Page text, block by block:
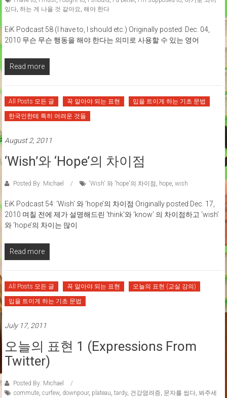
있다, 하는 게 나을 것 같아요, 해야 한다
EiK Podcast 58 (I have to, I should etc.) Originally posted: Dec. 04,
2010 무슨 무슨 행동을 해야 한다는 의미로 사용할 수 있는 영어
Read more
All Posts 모든 글 꼭 알아야 되는 표현 입을 트이게 하는 기초 문법
한국인한테 특히 어려운 것들
August 2, 2011
‘Wish’와 ‘hope’의 차이점
Posted By: Michael 'Wish' 와 'hope'의 차이점 , hope, wish
EiK Podcast 54: ‘Wish’ 와 ‘hope’의 차이점 Originally posted Dec. 17,
2010 며칠 전에 제가 설명해드린 ‘think’와 ‘know’ 의 차이점하고 ‘wish’
와 ‘hope’의 차이는 많이
Read more
All Posts 모든 글 꼭 알아야 되는 표현 오늘의 표현 (교실 강의)
입을 트이게 하는 기초 문법
July 17, 2011
오늘의 표현 1 (Expressions From
Twitter)
Posted By: Michael
commute, curfew, downpour, plateau, tardy, 건강염려증, 문자를 씹다, 봐주세